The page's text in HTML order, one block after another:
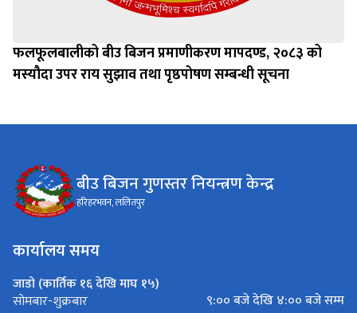
फलफूलबालीको बीउ बिजन प्रमाणीकरण मापदण्ड, २०८३ को
मस्यौदा उपर राय सुझाव तथा पृष्ठपोषण सम्बन्धी सूचना
बीउ बिजन गुणस्तर नियन्त्रण केन्द्र
हरिहरभवन, ललितपुर
कार्यालय समय
जाडो (कार्तिक १६ देखि माघ १५)
सोमबार-शुक्रबार
९:०० बजे देखि ४:०० बजे सम्म